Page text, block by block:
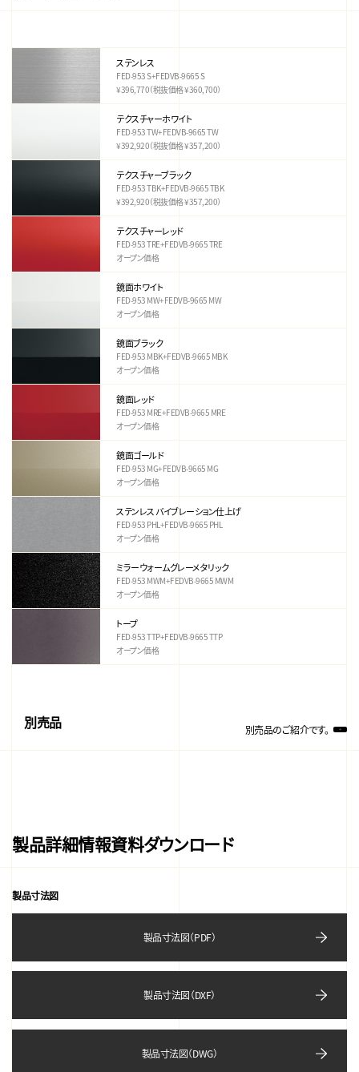
ステンレス
FED-953 S+FEDVB-9665 S
¥396,770（税抜価格 ¥360,700）
テクスチャーホワイト
FED-953 TW+FEDVB-9665 TW
¥392,920（税抜価格 ¥357,200）
テクスチャーブラック
FED-953 TBK+FEDVB-9665 TBK
¥392,920（税抜価格 ¥357,200）
テクスチャーレッド
FED-953 TRE+FEDVB-9665 TRE
オープン価格
鏡面ホワイト
FED-953 MW+FEDVB-9665 MW
オープン価格
鏡面ブラック
FED-953 MBK+FEDVB-9665 MBK
オープン価格
鏡面レッド
FED-953 MRE+FEDVB-9665 MRE
オープン価格
鏡面ゴールド
FED-953 MG+FEDVB-9665 MG
オープン価格
ステンレス バイブレーション仕上げ
FED-953 PHL+FEDVB-9665 PHL
オープン価格
ミラーウォームグレーメタリック
FED-953 MWM+FEDVB-9665 MWM
オープン価格
トープ
FED-953 TTP+FEDVB-9665 TTP
オープン価格
別売品 別売品のご紹介です。
製品詳細情報資料ダウンロード
製品寸法図
製品寸法図（PDF）
製品寸法図（DXF）
製品寸法図（DWG）